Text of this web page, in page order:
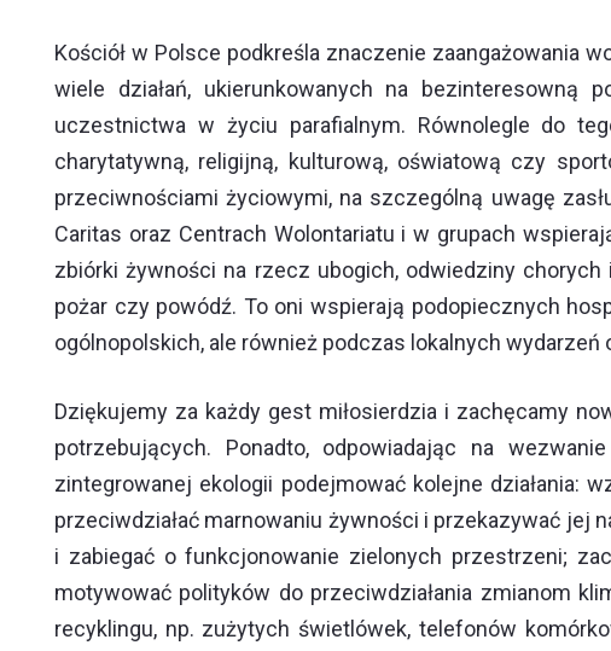
Kościół w Polsce podkreśla znaczenie zaangażowania
wiele działań, ukierunkowanych na
uczestnictwa w życiu parafialnym. Równolegle do
charytatywną, religijną, kulturową, oświatową czy
przeciwnościami życiowymi, na szczególną uwagę
Caritas oraz Centrach Wolontariatu i w grupach
zbiórki żywności na rzecz ubogich, odwiedziny
pożar czy powódź. To oni wspierają podopiecznych
ogólnopolskich, ale również podczas lokalnych
Dziękujemy za każdy gest miłosierdzia i zachęcamy
potrzebujących. Ponadto, odpowiadając na
zintegrowanej ekologii podejmować kolejne działania:
przeciwdziałać marnowaniu żywności i przekazywać jej
i zabiegać o funkcjonowanie zielonych przestrzeni;
motywować polityków do przeciwdziałania zmianom
recyklingu, np. zużytych świetlówek, telefonów